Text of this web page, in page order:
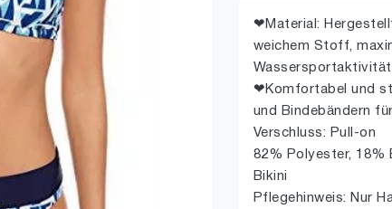
❤Material:
weichem Stoff,
❤Komfortabel und
und Bindebändern
Verschluss: Pull-on
82% Polyester, 18%
Bikini
Pflegehinweis: Nur